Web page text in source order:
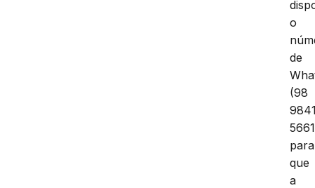
o
de
(98
para
que
a